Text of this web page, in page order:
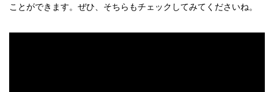
ことができます。ぜひ、そちらもチェックしてみてくださいね。